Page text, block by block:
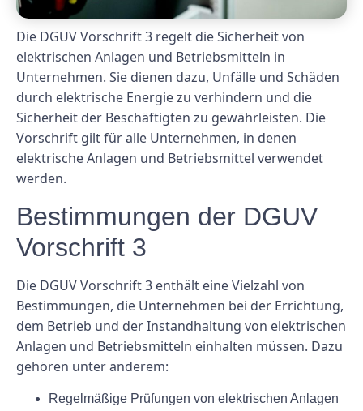
Die DGUV Vorschrift 3 regelt die Sicherheit von
elektrischen Anlagen und Betriebsmitteln in
Unternehmen. Sie dienen dazu, Unfälle und Schäden
durch elektrische Energie zu verhindern und die
Sicherheit der Beschäftigten zu gewährleisten. Die
Vorschrift gilt für alle Unternehmen, in denen
elektrische Anlagen und Betriebsmittel verwendet
werden.
Bestimmungen der DGUV
Vorschrift 3
Die DGUV Vorschrift 3 enthält eine Vielzahl von
Bestimmungen, die Unternehmen bei der Errichtung,
dem Betrieb und der Instandhaltung von elektrischen
Anlagen und Betriebsmitteln einhalten müssen. Dazu
gehören unter anderem:
Regelmäßige Prüfungen von elektrischen Anlagen